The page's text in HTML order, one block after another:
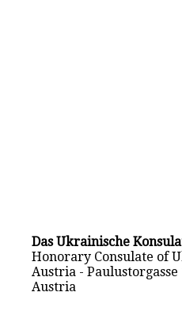
Das Ukrainische
Honorary Consulate of
Austria - Paulustorgasse
Austria